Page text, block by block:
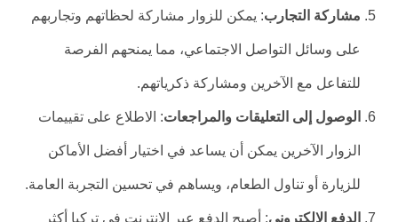
مشاركة التجارب: يمكن للزوار مشاركة لحظاتهم وتجاربهم
على وسائل التواصل الاجتماعي، مما يمنحهم الفرصة
للتفاعل مع الآخرين ومشاركة ذكرياتهم.
الوصول إلى التعليقات والمراجعات: الاطلاع على تقييمات
الزوار الآخرين يمكن أن يساعد في اختيار أفضل الأماكن
للزيارة أو تناول الطعام، ويساهم في تحسين التجربة العامة.
الدفع الإلكتروني: أصبح الدفع عبر الإنترنت في تركيا أكثر